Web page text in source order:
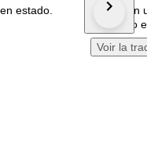
estado.
El reloj
protegido
Voir la